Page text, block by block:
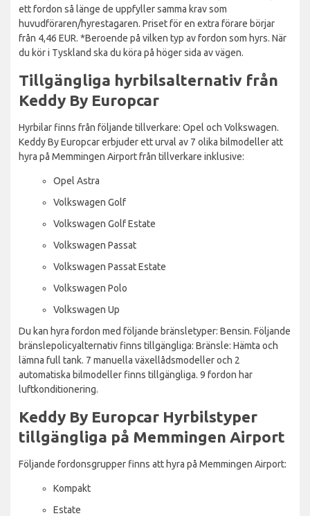
ett fordon så länge de uppfyller samma krav som
huvudföraren/hyrestagaren. Priset för en extra förare börjar
från 4,46 EUR. *Beroende på vilken typ av fordon som hyrs. När
du kör i Tyskland ska du köra på höger sida av vägen.
Tillgängliga hyrbilsalternativ från
Keddy By Europcar
Hyrbilar finns från följande tillverkare: Opel och Volkswagen.
Keddy By Europcar erbjuder ett urval av 7 olika bilmodeller att
hyra på Memmingen Airport från tillverkare inklusive:
Opel Astra
Volkswagen Golf
Volkswagen Golf Estate
Volkswagen Passat
Volkswagen Passat Estate
Volkswagen Polo
Volkswagen Up
Du kan hyra fordon med följande bränsletyper: Bensin. Följande
bränslepolicyalternativ finns tillgängliga: Bränsle: Hämta och
lämna full tank. 7 manuella växellådsmodeller och 2
automatiska bilmodeller finns tillgängliga. 9 fordon har
luftkonditionering.
Keddy By Europcar Hyrbilstyper
tillgängliga på Memmingen Airport
Följande fordonsgrupper finns att hyra på Memmingen Airport:
Kompakt
Estate